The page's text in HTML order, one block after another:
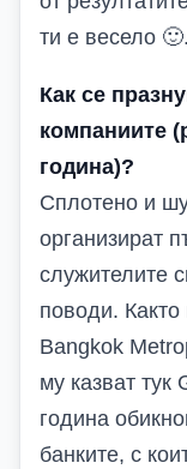
ти е весело 🙂.
Как се
компаниите
година)?
Сплотено и
организират
служителите
поводи.
Bangkok
му казват
година
банките, с